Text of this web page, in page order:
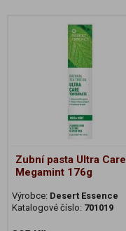
Zubní pasta Ultra Care
Megamint 176g
Výrobce: Desert Essence
Katalogové číslo: 701019